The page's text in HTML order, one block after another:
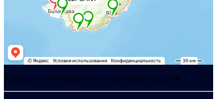
Хелпсант - инженерные сети и сантехника под ключ